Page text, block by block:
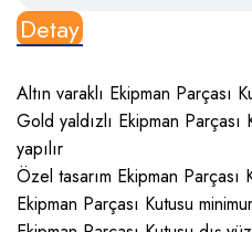
Detay
Altın varaklı Ekipman Parçası
Gold yaldızlı Ekipman Parçası
yapılır
Özel tasarım Ekipman Parçası
Ekipman Parçası Kutusu